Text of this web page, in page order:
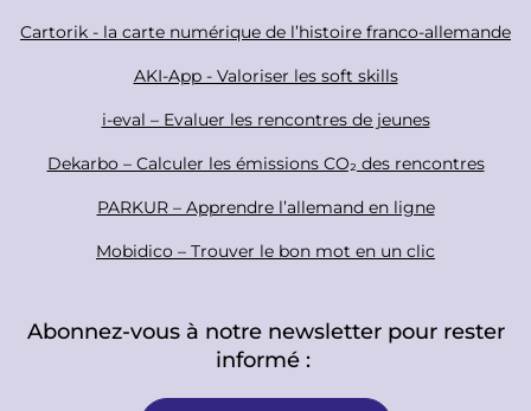
e
Cartorik - la carte numérique de l’histoire franco-allemande
AKI-App - Valoriser les soft skills
i-eval – Evaluer les rencontres de jeunes
Dekarbo – Calculer les émissions CO₂ des rencontres
PARKUR – Apprendre l’allemand en ligne
Mobidico – Trouver le bon mot en un clic
Abonnez-vous à notre newsletter pour rester
informé :